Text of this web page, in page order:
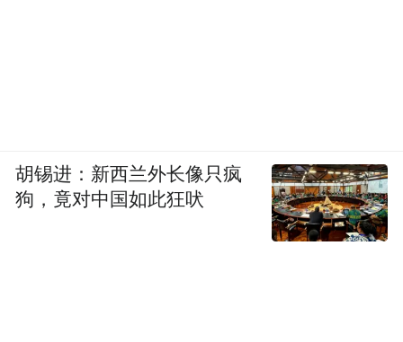
胡锡进：新西兰外长像只疯
狗，竟对中国如此狂吠